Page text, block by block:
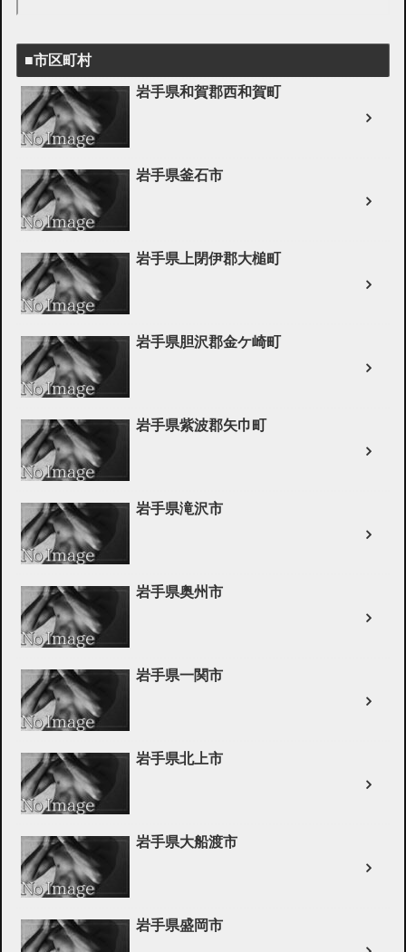
■市区町村
岩手県和賀郡西和賀町
岩手県釜石市
岩手県上閉伊郡大槌町
岩手県胆沢郡金ケ崎町
岩手県紫波郡矢巾町
岩手県滝沢市
岩手県奥州市
岩手県一関市
岩手県北上市
岩手県大船渡市
岩手県盛岡市